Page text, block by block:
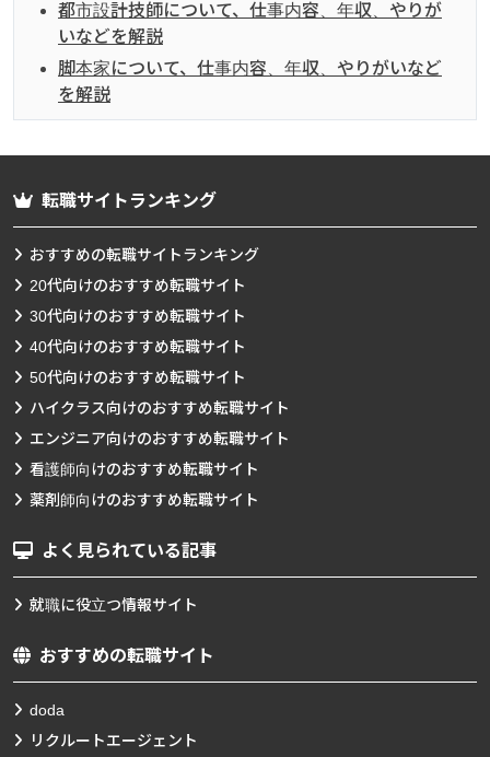
都市設計技師について、仕事内容、年収、やりが
いなどを解説
脚本家について、仕事内容、年収、やりがいなど
を解説
転職サイトランキング
おすすめの転職サイトランキング
20代向けのおすすめ転職サイト
30代向けのおすすめ転職サイト
40代向けのおすすめ転職サイト
50代向けのおすすめ転職サイト
ハイクラス向けのおすすめ転職サイト
エンジニア向けのおすすめ転職サイト
看護師向けのおすすめ転職サイト
薬剤師向けのおすすめ転職サイト
よく見られている記事
就職に役立つ情報サイト
おすすめの転職サイト
doda
リクルートエージェント